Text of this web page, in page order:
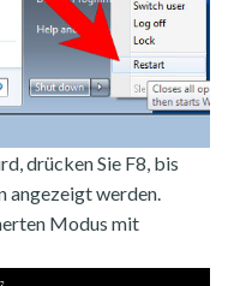
drücken Sie F8, bis
werden.
Modus mit